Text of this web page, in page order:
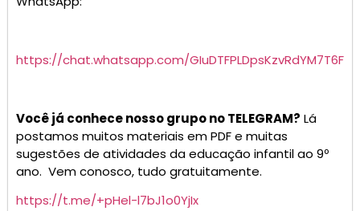
https://chat.whatsapp.com/GIuDTFPLDpsKzvRdYM7T6F
Você já conhece nosso grupo no TELEGRAM? Lá
postamos muitos materiais em PDF e muitas
sugestões de atividades da educação infantil ao 9º
ano. Vem conosco, tudo gratuitamente.
https://t.me/+pHel-l7bJ1o0YjIx